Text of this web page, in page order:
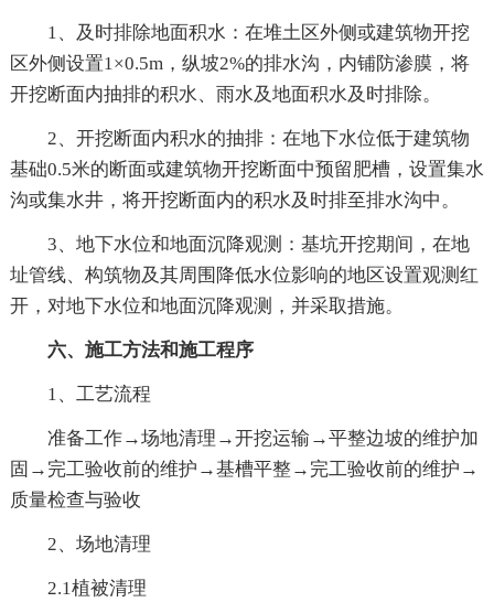
1、及时排除地面积水：在堆土区外侧或建筑物开挖
区外侧设置1×0.5m，纵坡2%的排水沟，内铺防渗膜，将
开挖断面内抽排的积水、雨水及地面积水及时排除。
2、开挖断面内积水的抽排：在地下水位低于建筑物
基础0.5米的断面或建筑物开挖断面中预留肥槽，设置集水
沟或集水井，将开挖断面内的积水及时排至排水沟中。
3、地下水位和地面沉降观测：基坑开挖期间，在地
址管线、构筑物及其周围降低水位影响的地区设置观测红
开，对地下水位和地面沉降观测，并采取措施。
六、施工方法和施工程序
1、工艺流程
准备工作→场地清理→开挖运输→平整边坡的维护加
固→完工验收前的维护→基槽平整→完工验收前的维护→
质量检查与验收
2、场地清理
2.1植被清理